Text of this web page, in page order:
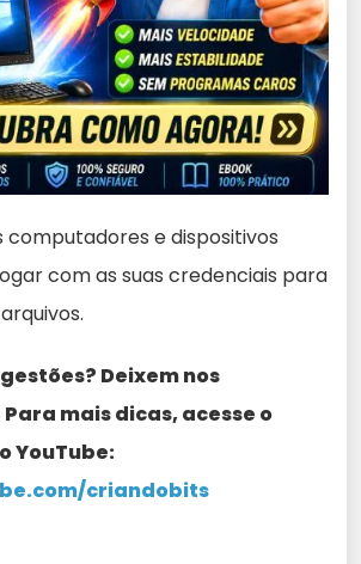
computadores e dispositivos
com as suas credenciais para
Deixem nos
mais dicas, acesse o
YouTube:
criandobits